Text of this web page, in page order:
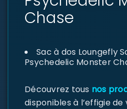
Chase
Sac à dos Loungefly
Psychedelic Monster
Découvrez tous nos
disponibles à l’effigie de